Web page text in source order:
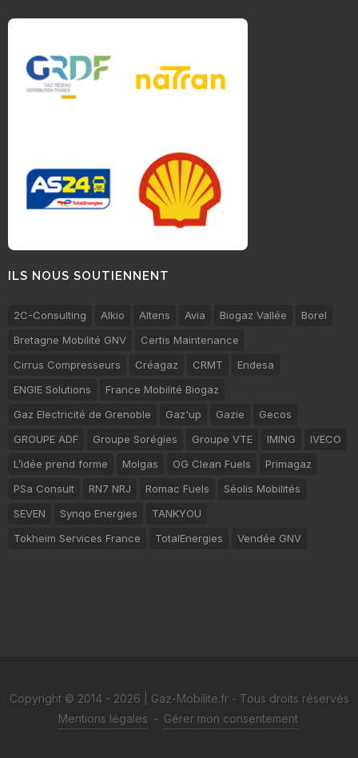
ILS NOUS SOUTIENNENT
2C-Consulting Alkio Altens Avia Biogaz Vallée
Borel
Bretagne Mobilité GNV
Certis Maintenance
Cirrus Compresseurs
Créagaz CRMT
Endesa
ENGIE Solutions
France Mobilité Biogaz
Gaz Electricité de Grenoble
Gaz'up Gazie
Gecos
GROUPE ADF
Groupe Sorégies Groupe VTE IMING
IVECO
L’idée prend forme
Molgas OG Clean Fuels
Primagaz
PSa Consult
RN7 NRJ Romac Fuels
Séolis Mobilités
SEVEN
Synqo Energies
TANKYOU
Tokheim Services France
TotalEnergies Vendée GNV
Copyright © 2014 - 2026 | Gaz-Mobilite.fr - Tous droits réservés
Mentions légales - Gérer mon consentement